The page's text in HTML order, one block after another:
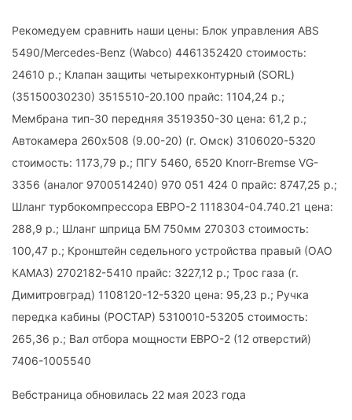
Рекомедуем сравнить наши цены: Блок управления ABS
5490/Mercedes-Benz (Wabco) 4461352420 стоимость:
24610 р.; Клапан защиты четырехконтурный (SORL)
(35150030230) 3515510-20.100 прайс: 1104,24 р.;
Мембрана тип-30 передняя 3519350-30 цена: 61,2 р.;
Автокамера 260х508 (9.00-20) (г. Омск) 3106020-5320
стоимость: 1173,79 р.; ПГУ 5460, 6520 Knorr-Bremse VG-
3356 (аналог 9700514240) 970 051 424 0 прайс: 8747,25 р.;
Шланг турбокомпрессора ЕВРО-2 1118304-04.740.21 цена:
288,9 р.; Шланг шприца БМ 750мм 270303 стоимость:
100,47 р.; Кронштейн седельного устройства правый (ОАО
КАМАЗ) 2702182-5410 прайс: 3227,12 р.; Трос газа (г.
Димитровград) 1108120-12-5320 цена: 95,23 р.; Ручка
передка кабины (РОСТАР) 5310010-53205 стоимость:
265,36 р.; Вал отбора мощности ЕВРО-2 (12 отверстий)
7406-1005540
Вебстраница обновилась 22 мая 2023 года